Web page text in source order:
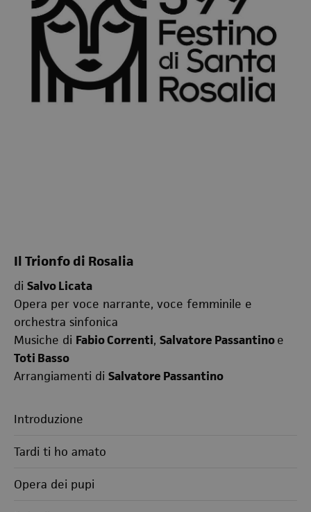
Il Trionfo di Rosalia
di Salvo Licata
Opera per voce narrante, voce femminile e
orchestra sinfonica
Musiche di Fabio Correnti, Salvatore Passantinoe
Toti Basso
Arrangiamenti di Salvatore Passantino
Introduzione
Tardi ti ho amato
Opera dei pupi